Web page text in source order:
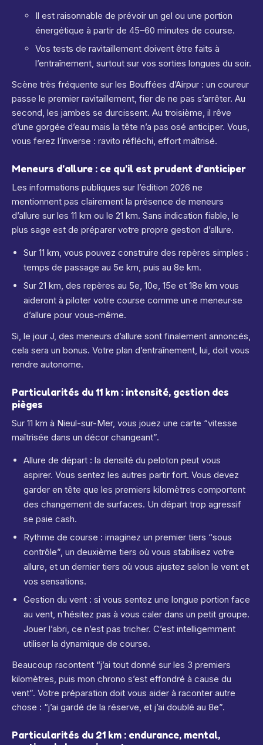
Il est raisonnable de prévoir un gel ou une portion
énergétique à partir de 45–60 minutes de course.
Vos tests de ravitaillement doivent être faits à
l’entraînement, surtout sur vos sorties longues du soir.
Scène très fréquente sur les Bouffées d’Airpur : un coureur
passe le premier ravitaillement, fier de ne pas s’arrêter. Au
second, les jambes se durcissent. Au troisième, il rêve
d’une gorgée d’eau mais la tête n’a pas osé anticiper. Vous,
vous ferez l’inverse : ravito réfléchi, effort maîtrisé.
Meneurs d’allure : ce qu’il est prudent d’anticiper
Les informations publiques sur l’édition 2026 ne
mentionnent pas clairement la présence de meneurs
d’allure sur les 11 km ou le 21 km. Sans indication fiable, le
plus sage est de préparer votre propre gestion d’allure.
Sur 11 km, vous pouvez construire des repères simples :
temps de passage au 5e km, puis au 8e km.
Sur 21 km, des repères au 5e, 10e, 15e et 18e km vous
aideront à piloter votre course comme un·e meneur·se
d’allure pour vous-même.
Si, le jour J, des meneurs d’allure sont finalement annoncés,
cela sera un bonus. Votre plan d’entraînement, lui, doit vous
rendre autonome.
Particularités du 11 km : intensité, gestion des
pièges
Sur 11 km à Nieul-sur-Mer, vous jouez une carte “vitesse
maîtrisée dans un décor changeant”.
Allure de départ : la densité du peloton peut vous
aspirer. Vous sentez les autres partir fort. Vous devez
garder en tête que les premiers kilomètres comportent
des changement de surfaces. Un départ trop agressif
se paie cash.
Rythme de course : imaginez un premier tiers “sous
contrôle”, un deuxième tiers où vous stabilisez votre
allure, et un dernier tiers où vous ajustez selon le vent et
vos sensations.
Gestion du vent : si vous sentez une longue portion face
au vent, n’hésitez pas à vous caler dans un petit groupe.
Jouer l’abri, ce n’est pas tricher. C’est intelligemment
utiliser la dynamique de course.
Beaucoup racontent “j’ai tout donné sur les 3 premiers
kilomètres, puis mon chrono s’est effondré à cause du
vent”. Votre préparation doit vous aider à raconter autre
chose : “j’ai gardé de la réserve, et j’ai doublé au 8e”.
Particularités du 21 km : endurance, mental,